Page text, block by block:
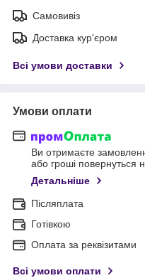
Самовивіз
Доставка кур'єром
Всі умови доставки
Умови оплати
Ви отримаєте
або гроші повернуться
Детальніше
Післяплата
Готівкою
Оплата за реквізитами
Всі умови оплати